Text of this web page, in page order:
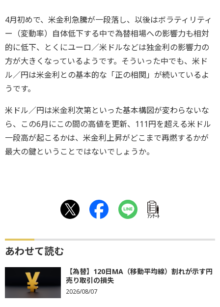
4月初めで、米金利急騰が一段落し、以後はボラティリティ
ー（変動率）自体低下する中で為替相場への影響力も相対
的に低下、とくにユーロ／米ドルなどは独金利の影響力の
方が大きくなっているようです。そういった中でも、米ド
ル／円は米金利との基本的な「正の相関」が続いているよ
うです。
米ドル／円は米金利次第といった基本構図が変わらないな
ら、この6月にこの間の高値を更新、111円を超える米ドル
一段高が起こるかは、米金利上昇がどこまで再燃するかが
最大の鍵ということではないでしょうか。
ｱﾝｹｰﾄ
あわせて読む
【為替】120日MA（移動平均線）割れが示す円
売り取引の損失
2026/08/07